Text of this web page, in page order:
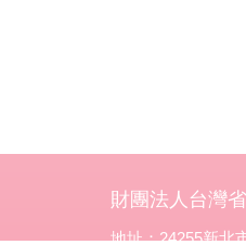
財團法人台灣
地址：24255新北